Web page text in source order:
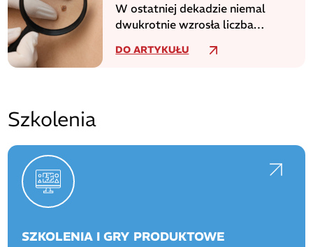
W ostatniej dekadzie niemal
dwukrotnie wzrosła liczba
DO ARTYKUŁU
Szkolenia
SZKOLENIA I GRY PRODUKTOWE